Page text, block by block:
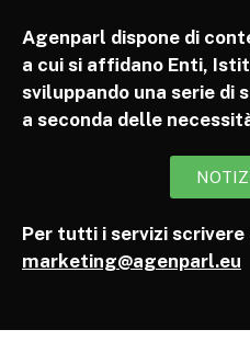
Agenparl dispone di
a cui si affidano Enti,
sviluppando una serie di
a seconda delle
Per tutti i servizi scrivere
marketing@agenparl.eu